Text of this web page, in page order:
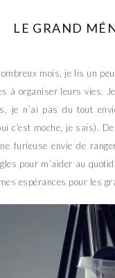
LE GRAND
mois, je lis un
à organiser leurs vies.
je n’ai pas du tout
c’est moche, je sais).
furieuse envie de
pour m’aider au
espérances pour les